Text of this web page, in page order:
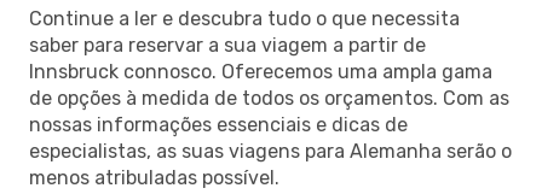
Continue a ler e descubra tudo o que necessita
saber para reservar a sua viagem a partir de
Innsbruck connosco. Oferecemos uma ampla gama
de opções à medida de todos os orçamentos. Com as
nossas informações essenciais e dicas de
especialistas, as suas viagens para Alemanha serão o
menos atribuladas possível.